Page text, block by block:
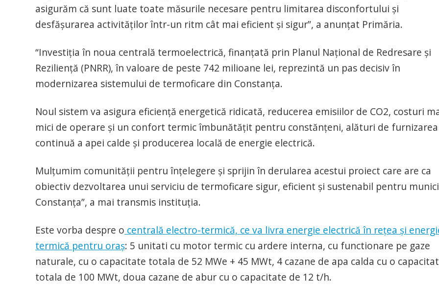
asigurăm că sunt luate toate măsurile necesare pentru limitarea disconfortului şi
desfăşurarea activităţilor într-un ritm cât mai eficient şi sigur”, a anunțat Primăria.
“Investiţia în noua centrală termoelectrică, finanţată prin Planul Naţional de Redresare şi
Rezilienţă (PNRR), în valoare de peste 742 milioane lei, reprezintă un pas decisiv în
modernizarea sistemului de termoficare din Constanţa.
Noul sistem va asigura eficienţă energetică ridicată, reducerea emisiilor de CO2, costuri
mici de operare şi un confort termic îmbunătăţit pentru constănţeni, alături de furnizarea
continuă a apei calde şi producerea locală de energie electrică.
Mulţumim comunităţii pentru înţelegere şi sprijin în derularea acestui proiect care are ca
obiectiv dezvoltarea unui serviciu de termoficare sigur, eficient şi sustenabil pentru
Constanţa”, a mai transmis instituția.
Este vorba despre o centrală electro-termică, ce va livra energie electrică în rețea și
termică pentru oraș: 5 unitati cu motor termic cu ardere interna, cu functionare pe gaze
naturale, cu o capacitate totala de 52 MWe + 45 MWt, 4 cazane de apa calda cu o
totala de 100 MWt, doua cazane de abur cu o capacitate de 12 t/h.